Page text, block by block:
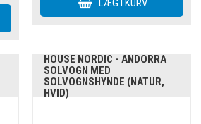
HOUSE NORDIC - ANDORRA
SOLVOGN MED
SOLVOGNSHYNDE (NATUR,
HVID)